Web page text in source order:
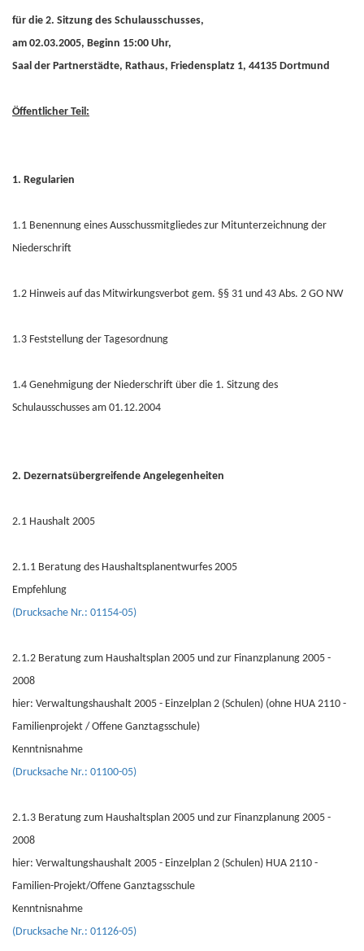
für die 2. Sitzung des Schulausschusses,
am 02.03.2005, Beginn 15:00 Uhr,
Saal der Partnerstädte, Rathaus, Friedensplatz 1, 44135 Dortmund
Öffentlicher Teil:
1. Regularien
1.1 Benennung eines Ausschussmitgliedes zur Mitunterzeichnung der
Niederschrift
1.2 Hinweis auf das Mitwirkungsverbot gem. §§ 31 und 43 Abs. 2 GO NW
1.3 Feststellung der Tagesordnung
1.4 Genehmigung der Niederschrift über die 1. Sitzung des
Schulausschusses am 01.12.2004
2. Dezernatsübergreifende Angelegenheiten
2.1 Haushalt 2005
2.1.1 Beratung des Haushaltsplanentwurfes 2005
Empfehlung
(Drucksache Nr.: 01154-05)
2.1.2 Beratung zum Haushaltsplan 2005 und zur Finanzplanung 2005 -
2008
hier: Verwaltungshaushalt 2005 - Einzelplan 2 (Schulen) (ohne HUA 2110 -
Familienprojekt / Offene Ganztagsschule)
Kenntnisnahme
(Drucksache Nr.: 01100-05)
2.1.3 Beratung zum Haushaltsplan 2005 und zur Finanzplanung 2005 -
2008
hier: Verwaltungshaushalt 2005 - Einzelplan 2 (Schulen) HUA 2110 -
Familien-Projekt/Offene Ganztagsschule
Kenntnisnahme
(Drucksache Nr.: 01126-05)